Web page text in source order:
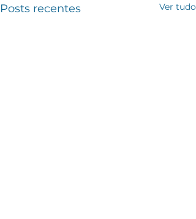
Posts recentes Ver tudo